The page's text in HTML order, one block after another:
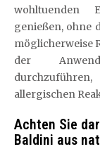
wohltuenden
genießen, ohne
möglicherweise
der
allergischen
Achten Sie
Baldini aus